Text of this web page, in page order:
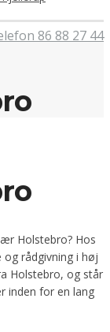
86 88 27 44
Holstebro? Hos
rådgivning i høj
Holstebro, og står
inden for en lang